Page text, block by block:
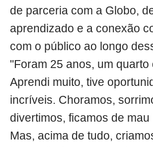
de parceria com a Globo,
aprendizado e a conexão
com o público ao longo
"Foram 25 anos, um quarto
Aprendi muito, tive
incríveis. Choramos,
divertimos, ficamos de mau
Mas, acima de tudo,